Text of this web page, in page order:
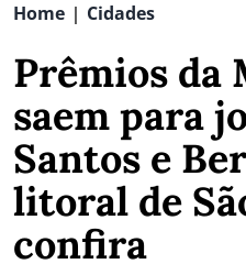
Home | Cidades
Prêmios da
saem para
Santos e
litoral de
confira